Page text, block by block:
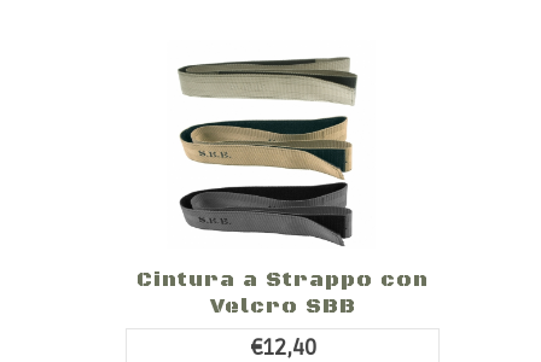
Cintura a Strappo con
Velcro SBB
€12,40